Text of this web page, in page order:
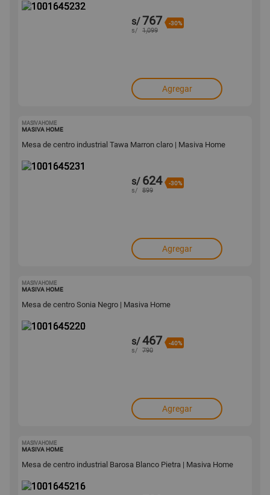
s/767 -30%
s/ 1,099
Agregar
MASIVAHOME
MASIVA HOME
Mesa de centro industrial Tawa Marron claro | Masiva Home
s/ 624 -30%
s/ 899
Agregar
MASIVAHOME
MASIVA HOME
Mesa de centro Sonia Negro | Masiva Home
s/467 -40%
s/ 790
Agregar
MASIVAHOME
MASIVA HOME
Mesa de centro industrial Barosa Blanco Pietra | Masiva Home